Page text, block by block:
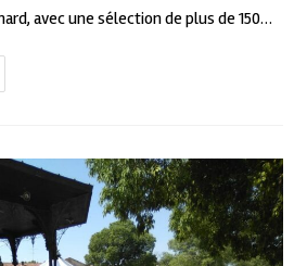
avec une sélection de plus de 150…